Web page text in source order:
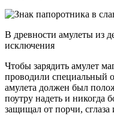
В древности амулеты из
исключения
Чтобы зарядить амулет
проводили специальный
амулета должен был
поутру надеть и никогда
защищал от порчи, сглаза